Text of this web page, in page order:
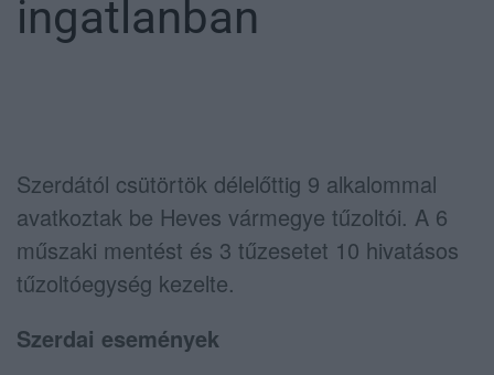
ingatlanban
Szerdától csütörtök délelőttig 9 alkalommal
avatkoztak be Heves vármegye tűzoltói. A 6
műszaki mentést és 3 tűzesetet 10 hivatásos
tűzoltóegység kezelte.
Szerdai események